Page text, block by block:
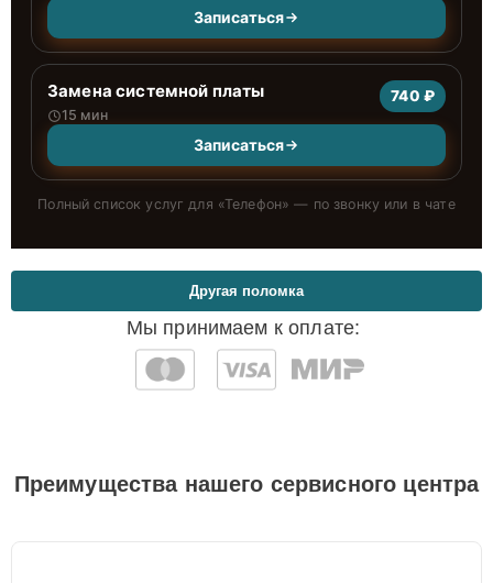
Записаться
Замена системной платы
15 мин
740 ₽
Записаться
Полный список услуг для «Телефон» — по звонку или в чате
Мы принимаем к оплате:
Другая поломка
Преимущества нашего сервисного центра